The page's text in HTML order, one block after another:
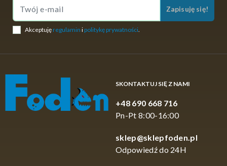
Zapisuję się!
Akceptuję regulamin i politykę prywatności
SKONTAKTUJ SIĘ Z NAMI
+48 690 668 716
Pn-Pt 8:00-16:00
sklep@sklepfoden.pl
Odpowiedź do 24H